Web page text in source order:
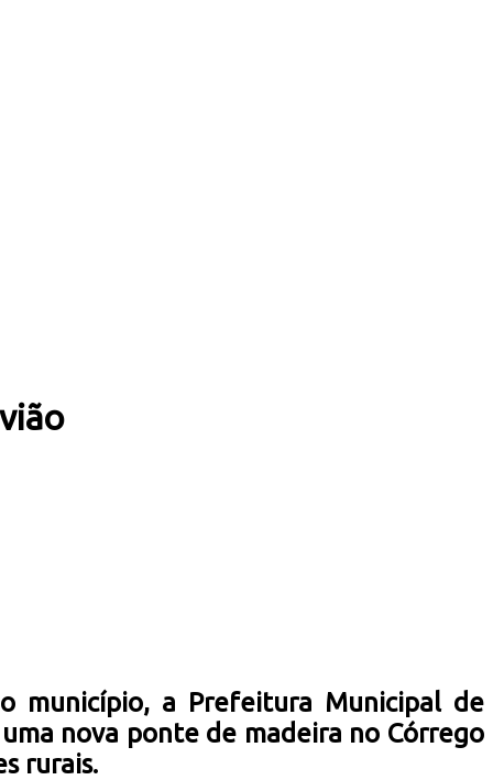
município, a Prefeitura Municipal de
nova ponte de madeira no Córrego
rurais.